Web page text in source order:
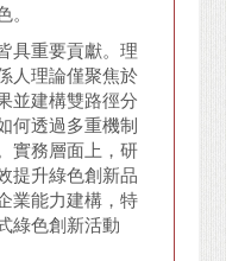
。
具重要貢獻。理
人理論僅聚焦於
並建構雙路徑分
何透過多重機制
實務層面上，研
提升綠色創新品
業能力建構，特
綠色創新活動